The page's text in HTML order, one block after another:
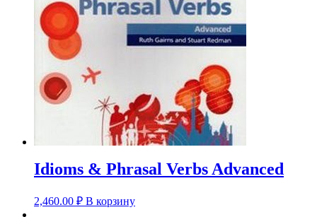
Idioms & Phrasal Verbs Advanced
2,460.00 ₽ В корзину